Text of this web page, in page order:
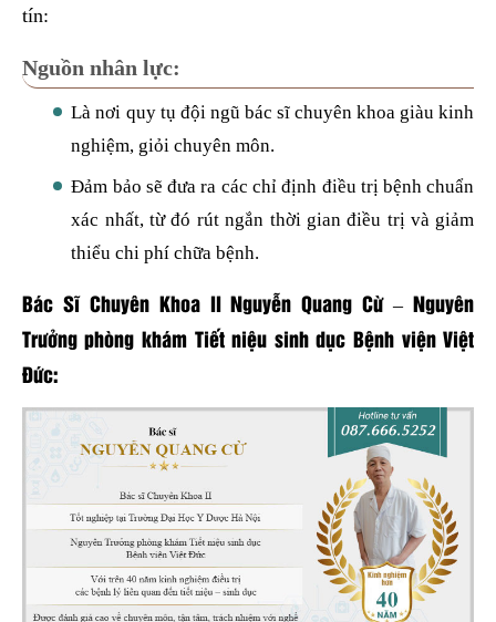
tín:
Nguồn nhân lực:
Là nơi quy tụ đội ngũ bác sĩ chuyên khoa giàu kinh
nghiệm, giỏi chuyên môn.
Đảm bảo sẽ đưa ra các chỉ định điều trị bệnh chuẩn
xác nhất, từ đó rút ngắn thời gian điều trị và giảm
thiểu chi phí chữa bệnh.
Bác Sĩ Chuyên Khoa II Nguyễn Quang Cừ – Nguyên
Trưởng phòng khám Tiết niệu sinh dục Bệnh viện Việt
Đức: